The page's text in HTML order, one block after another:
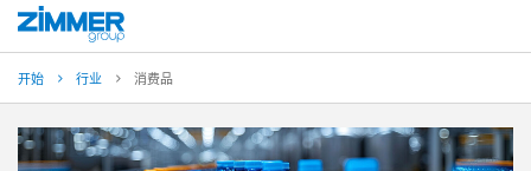
开始 行业 消费品